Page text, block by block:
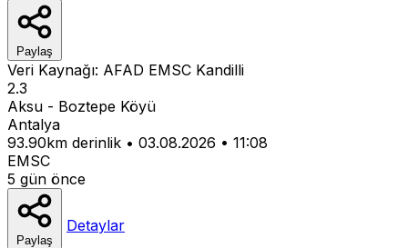
Paylaş
Veri Kaynağı: AFAD EMSC Kandilli
2.3
Aksu - Boztepe Köyü
Antalya
93.90km derinlik • 03.08.2026 • 11:08
EMSC
5 gün önce
Paylaş
Detaylar